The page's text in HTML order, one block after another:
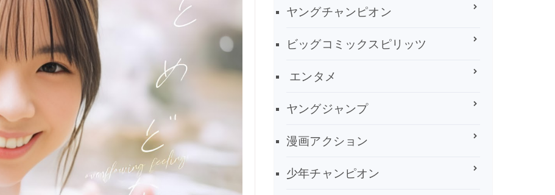
ヤングチャンピオン
ビッグコミックスピリッツ
エンタメ
ヤングジャンプ
漫画アクション
少年チャンピオン